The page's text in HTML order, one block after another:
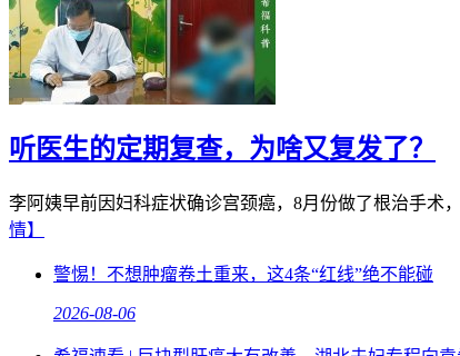
听医生的定期复查，为啥又复发了？
李阿姨早前因妇科症状确诊宫颈癌，8月份做了根治手术
情】
警惕！不想肿瘤卷土重来，这4条“红线”绝不能碰
2026-08-06